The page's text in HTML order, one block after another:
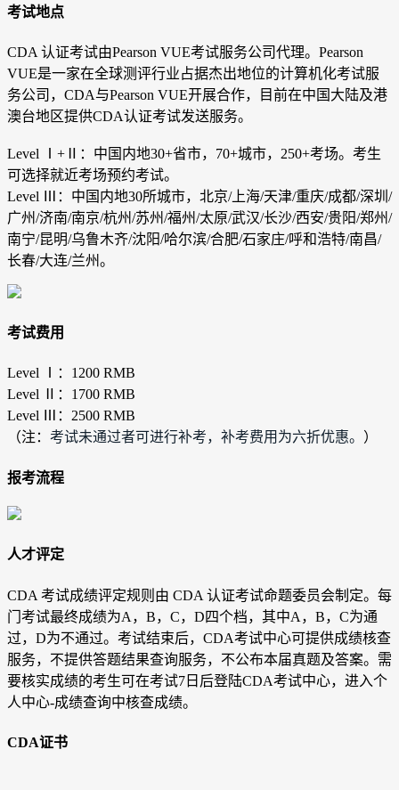
考试地点
CDA 认证考试由Pearson VUE考试服务公司代理。Pearson
VUE是一家在全球测评行业占据杰出地位的计算机化考试服
务公司，CDA与Pearson VUE开展合作，目前在中国大陆及港
澳台地区提供CDA认证考试发送服务。
Level Ⅰ+
：中国内地30+省市，70+城市，250+考场。考生
可选择就近考场预约考试。
Level Ⅲ：中国内地30所城市，北京/上海/天津/重庆/成都/深圳/
广州/济南/南京/杭州/苏州/福州/太原/武汉/长沙/西安/贵阳/郑州/
南宁/昆明/乌鲁木齐/沈阳/哈尔滨/合肥/石家庄/呼和浩特/南昌/
长春/大连/兰州。
考试费用
Level Ⅰ：1200 RMB
Level Ⅱ：1700 RMB
Level Ⅲ：2500 RMB
（注： 考试未通过者可进行补考，补考费用为六折优惠。 ）
报考流程
人才评定
CDA 考试成绩评定规则由 CDA 认证考试命题委员会制定。每
门考试最终成绩为A，B，C，D四个档，其中A，B，C为通
过，D为不通过。考试结束后，CDA考试中心可提供成绩核查
服务，不提供答题结果查询服务，不公布本届真题及答案。需
要核实成绩的考生可在考试7日后登陆CDA考试中心，进入个
人中心-成绩查询中核查成绩。
CDA证书